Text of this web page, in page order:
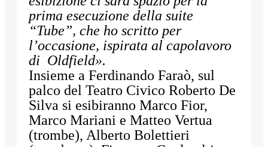
prima esecuzione della suite
“Tube”, che ho scritto per
l’occasione, ispirata al capolavoro
di Oldfield».
Insieme a Ferdinando Faraò, sul
palco del Teatro Civico Roberto De
Silva si esibiranno Marco Fior,
Marco Mariani e Matteo Vertua
(trombe), Alberto Bolettieri